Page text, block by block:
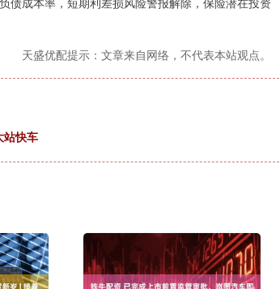
天盛优配提示：文章来自网络，不代表本站观点。
站快车